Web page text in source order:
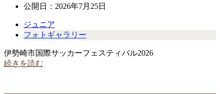
公開日： 2026年7月25日
ジュニア
フォトギャラリー
伊勢崎市国際サッカーフェスティバル2026
続きを読む